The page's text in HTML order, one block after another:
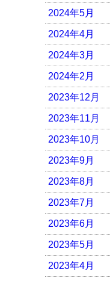
2024年5月
2024年4月
2024年3月
2024年2月
2023年12月
2023年11月
2023年10月
2023年9月
2023年8月
2023年7月
2023年6月
2023年5月
2023年4月